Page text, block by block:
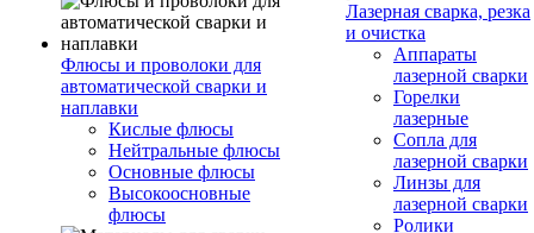
Флюсы и проволоки для
автоматической сварки и
наплавки
Кислые флюсы
Нейтральные флюсы
Основные флюсы
Высокоосновные
флюсы
Лазерная сварка, резка
и очистка
Аппараты
лазерной сварки
Горелки
лазерные
Сопла для
лазерной сварки
Линзы для
лазерной сварки
Ролики